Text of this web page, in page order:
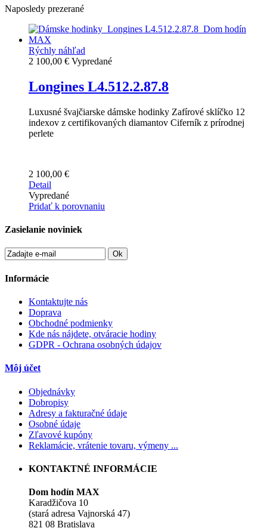
Naposledy prezerané
Rýchly náhľad
2 100,00 € Vypredané
Longines L4.512.2.87.8
Luxusné švajčiarske dámske hodinky Zafírové sklíčko 12
indexov z certifikovaných diamantov Ciferník z prírodnej
perlete
2 100,00 €
Detail
Vypredané
Pridať k porovnaniu
Zasielanie noviniek
Ok
Informácie
Kontaktujte nás
Doprava
Obchodné podmienky
Kde nás nájdete, otváracie hodiny
GDPR - Ochrana osobných údajov
Môj účet
Objednávky
Dobropisy
Adresy a fakturačné údaje
Osobné údaje
Zľavové kupóny
Reklamácie, vrátenie tovaru, výmeny ...
KONTAKTNÉ INFORMÁCIE
Dom hodín MAX
Karadžičova 10
(stará adresa Vajnorská 47)
821 08 Bratislava